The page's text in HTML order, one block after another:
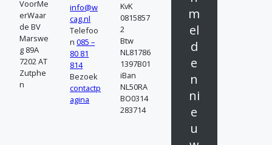
c
t
o
p
VoorMe
erWaar
de BV
Marswe
g 89A
7202 AT
Zutphe
n
info@w
cag.nl
Telefoo
n085 –
80 81
814
Bezoek
contactp
agina
KvK
0815857
2
Btw
NL81786
1397B01
iBan
NL50RA
BO0314
283714
m
el
d
e
n
ni
e
u